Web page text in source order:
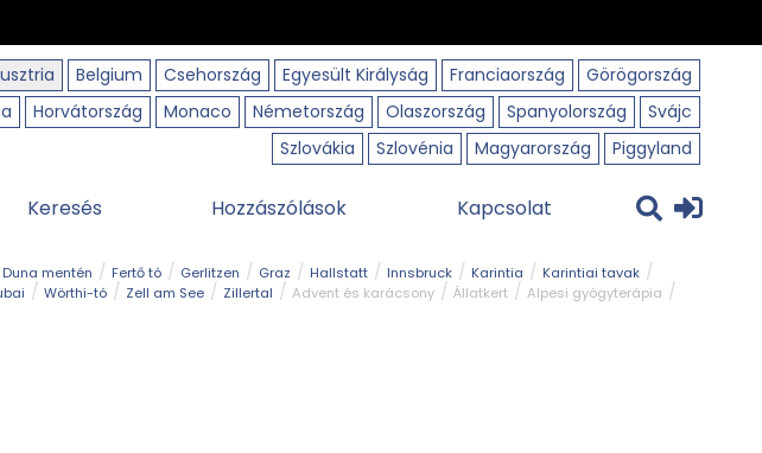
Belgium Csehország Egyesült Királyság Franciaország
Görögország
Horvátország Monaco Németország Olaszország Spanyolország
Svájc
Szlovákia
Szlovénia Magyarország Piggyland
Keresés Hozzászólások Kapcsolat
Duna mentén Fertő tó Gerlitzen Graz Hallstatt Innsbruck Karintia
Karintiai tavak
Wörthi-tó Zell am See Zillertal Advent és karácsony Állatkert
Alpesi gyógyterápia